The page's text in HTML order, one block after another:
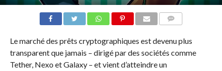
Le marché des prêts cryptographiques est devenu plus
transparent que jamais – dirigé par des sociétés comme
Tether, Nexo et Galaxy – et vient d’atteindre un